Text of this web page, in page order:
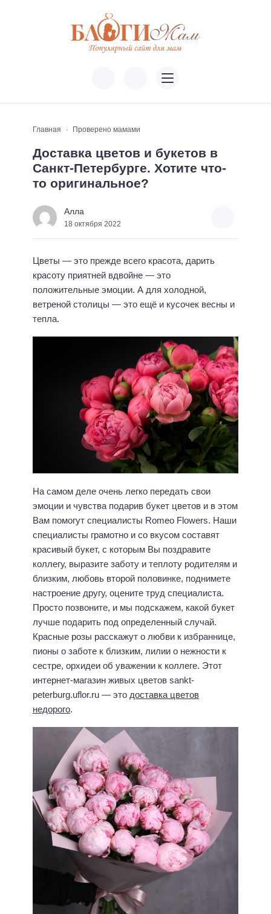
Главная Проверено мамами
Доставка цветов и букетов в
Санкт-Петербурге. Хотите что-
то оригинальное?
Алла
18 октября 2022
Цветы — это прежде всего красота, дарить
красоту приятней вдвойне — это
положительные эмоции. А для холодной,
ветреной столицы — это ещё и кусочек весны и
тепла.
На самом деле очень легко передать свои
эмоции и чувства подарив букет цветов и в этом
Вам помогут специалисты Romeo Flowers. Наши
специалисты грамотно и со вкусом составят
красивый букет, с которым Вы поздравите
коллегу, выразите заботу и теплоту родителям и
близким, любовь второй половинке, поднимете
настроение другу, оцените труд специалиста.
Просто позвоните, и мы подскажем, какой букет
лучше подарить под определенный случай.
Красные розы расскажут о любви к избраннице,
пионы о заботе к близким, лилии о нежности к
сестре, орхидеи об уважении к коллеге. Этот
интернет-магазин живых цветов sankt-
peterburg.uflor.ru — это доставка цветов
недорого.